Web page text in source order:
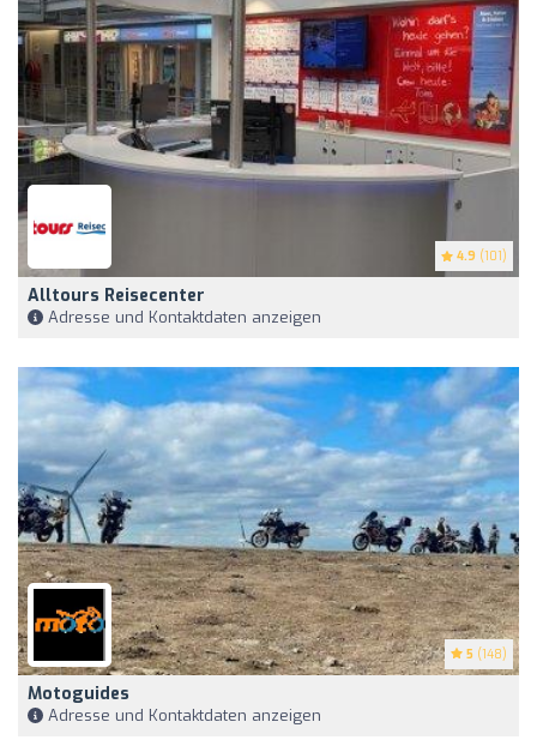
4.9 (101)
Alltours Reisecenter
Adresse und Kontaktdaten anzeigen
5 (148)
Motoguides
Adresse und Kontaktdaten anzeigen